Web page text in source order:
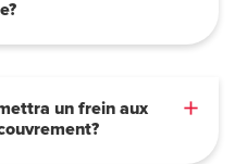
un frein aux